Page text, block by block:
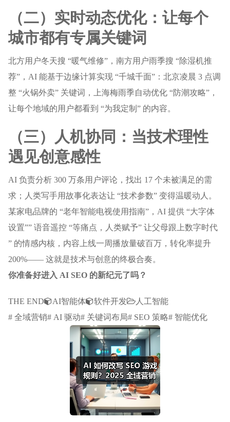
（二）实时动态优化：让每个
城市都有专属关键词
北方用户冬天搜 “暖气维修”，南方用户雨季搜 “除湿机推
荐”，AI 能基于边缘计算实现 “千城千面”：北京凌晨 3 点调
整 “火锅外卖” 关键词，上海梅雨季自动优化 “防潮攻略”，
让每个地域的用户都看到 “为我定制” 的内容。
（三）人机协同：当技术理性
遇见创意感性
AI 负责分析 300 万条用户评论，找出 17 个未被满足的需
求；人类写手用故事化表达让 “技术参数” 变得温暖动人。
某家电品牌的 “老年智能电视使用指南”，AI 提供 “大字体
设置”” 语音遥控 “等痛点，人类赋予” 让父母跟上数字时代
” 的情感内核，内容上线一周播放量破百万，转化率提升
200%—— 这就是技术与创意的终极合奏。
你准备好进入 AI SEO 的新纪元了吗？
THE END AI智能体 软件开发
人工智能
# 全域营销# AI 驱动# 关键词布局# SEO 策略# 智能优化